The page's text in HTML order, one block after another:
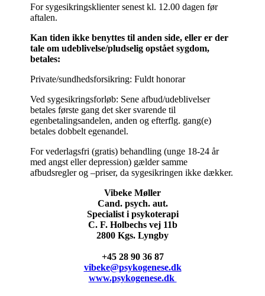
For sygesikringsklienter senest kl. 12.00 dagen før
aftalen.
Kan tiden ikke benyttes til anden side, eller er der
tale om udeblivelse/pludselig opstået sygdom,
betales:
Private/sundhedsforsikring: Fuldt honorar
Ved sygesikringsforløb: Sene afbud/udeblivelser
betales første gang det sker svarende til
egenbetalingsandelen, anden og efterflg. gang(e)
betales dobbelt egenandel.
For vederlagsfri (gratis) behandling (unge 18-24 år
med angst eller depression) gælder samme
afbudsregler og –priser, da sygesikringen ikke dækker.
Vibeke Møller
Cand. psych. aut.
Specialist i psykoterapi
C. F. Holbechs vej 11b
2800 Kgs. Lyngby
+45 28 90 36 87
vibeke@psykogenese.dk
www.psykogenese.dk